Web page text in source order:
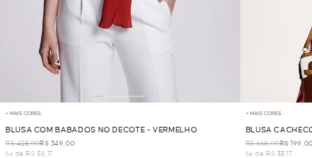
+ MAIS CORES
BLUSA COM BABADOS NO DECOTE - VERMELHO
R$ 425,00R$ 349,00
6x de R$ 58,17
+ MAIS CORES
BLUSA
R$ 668,00R$
6x de R$ 33,17